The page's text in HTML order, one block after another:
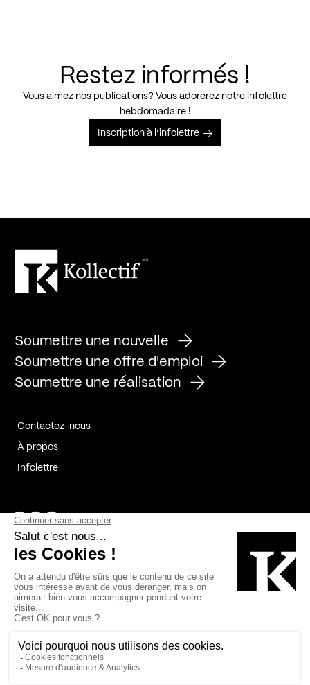
Restez informés !
Vous aimez nos publications? Vous adorerez notre infolettre
hebdomadaire !
Inscription à l’infolettre
Soumettre une nouvelle
Soumettre une offre d'emploi
Soumettre une réalisation
Contactez-nous
À propos
Infolettre
Page Facebook de Kollectif
Page Instagram de Kollectif
Page Linkedin de Kollectif
Bâtiment-Durable-Québec-1
Esquisses-1IRAC-1
MP-1 v2com-1